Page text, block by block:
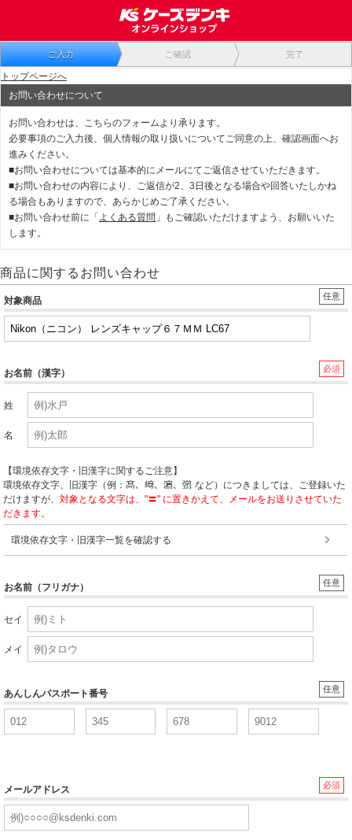
ご入力 ご確認 完了
トップページへ
お問い合わせについて
お問い合わせは、こちらのフォームより承ります。
必要事項のご入力後、個人情報の取り扱いについてご同意の上、確認画面へお
進みください。
■お問い合わせについては基本的にメールにてご返信させていただきます。
■お問い合わせの内容により、ご返信が2、3日後となる場合や回答いたしかね
る場合もありますので、あらかじめご了承ください。
■お問い合わせ前に「 よくある質問 」もご確認いただけますよう、お願いいた
します。
商品に関するお問い合わせ
任意
対象商品
必須
お名前（漢字）
姓
名
【環境依存文字・旧漢字に関するご注意】
環境依存文字、旧漢字（例：
など）につきましては、ご登録いた
だけますが、 対象となる文字は、"〓" に置きかえて、メールをお送りさせていた
だきます。
環境依存文字・旧漢字一覧を確認する
任意
お名前（フリガナ）
セイ
メイ
任意
あんしんパスポート番号
必須
メールアドレス